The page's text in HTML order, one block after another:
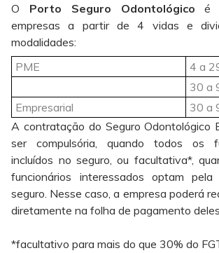
O Porto Seguro Odontológico é
empresas a partir de 4 vidas e
modalidades:
PME
4 a
30 a
Empresarial
30 a
A contratação do Seguro Odontológico
ser compulsória, quando todos os
incluídos no seguro, ou facultativa*,
funcionários interessados optam
seguro. Nesse caso, a empresa poderá
diretamente na folha de pagamento deles.
*facultativo para mais do que 30% do